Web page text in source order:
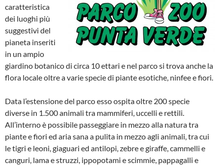
caratteristica
dei luoghi più
suggestivi del
pianeta inseriti
in un ampio
giardino botanico di circa 10 ettari e nel parco si trova anche la
flora locale oltre a varie specie di piante esotiche, ninfee e fiori.
Data l’estensione del parco esso ospita oltre 200 specie
diverse in 1.500 animali tra mammiferi, uccelli e rettili.
All’interno è possibile passeggiare in mezzo alla natura tra
piante e fiori ed aria sana a pulita in mezzo agli animali, tra cui
le tigri e leoni, giaguari ed antilopi, zebre e giraffe, cammelli e
canguri, lama e struzzi, ippopotami e scimmie, pappagalli e